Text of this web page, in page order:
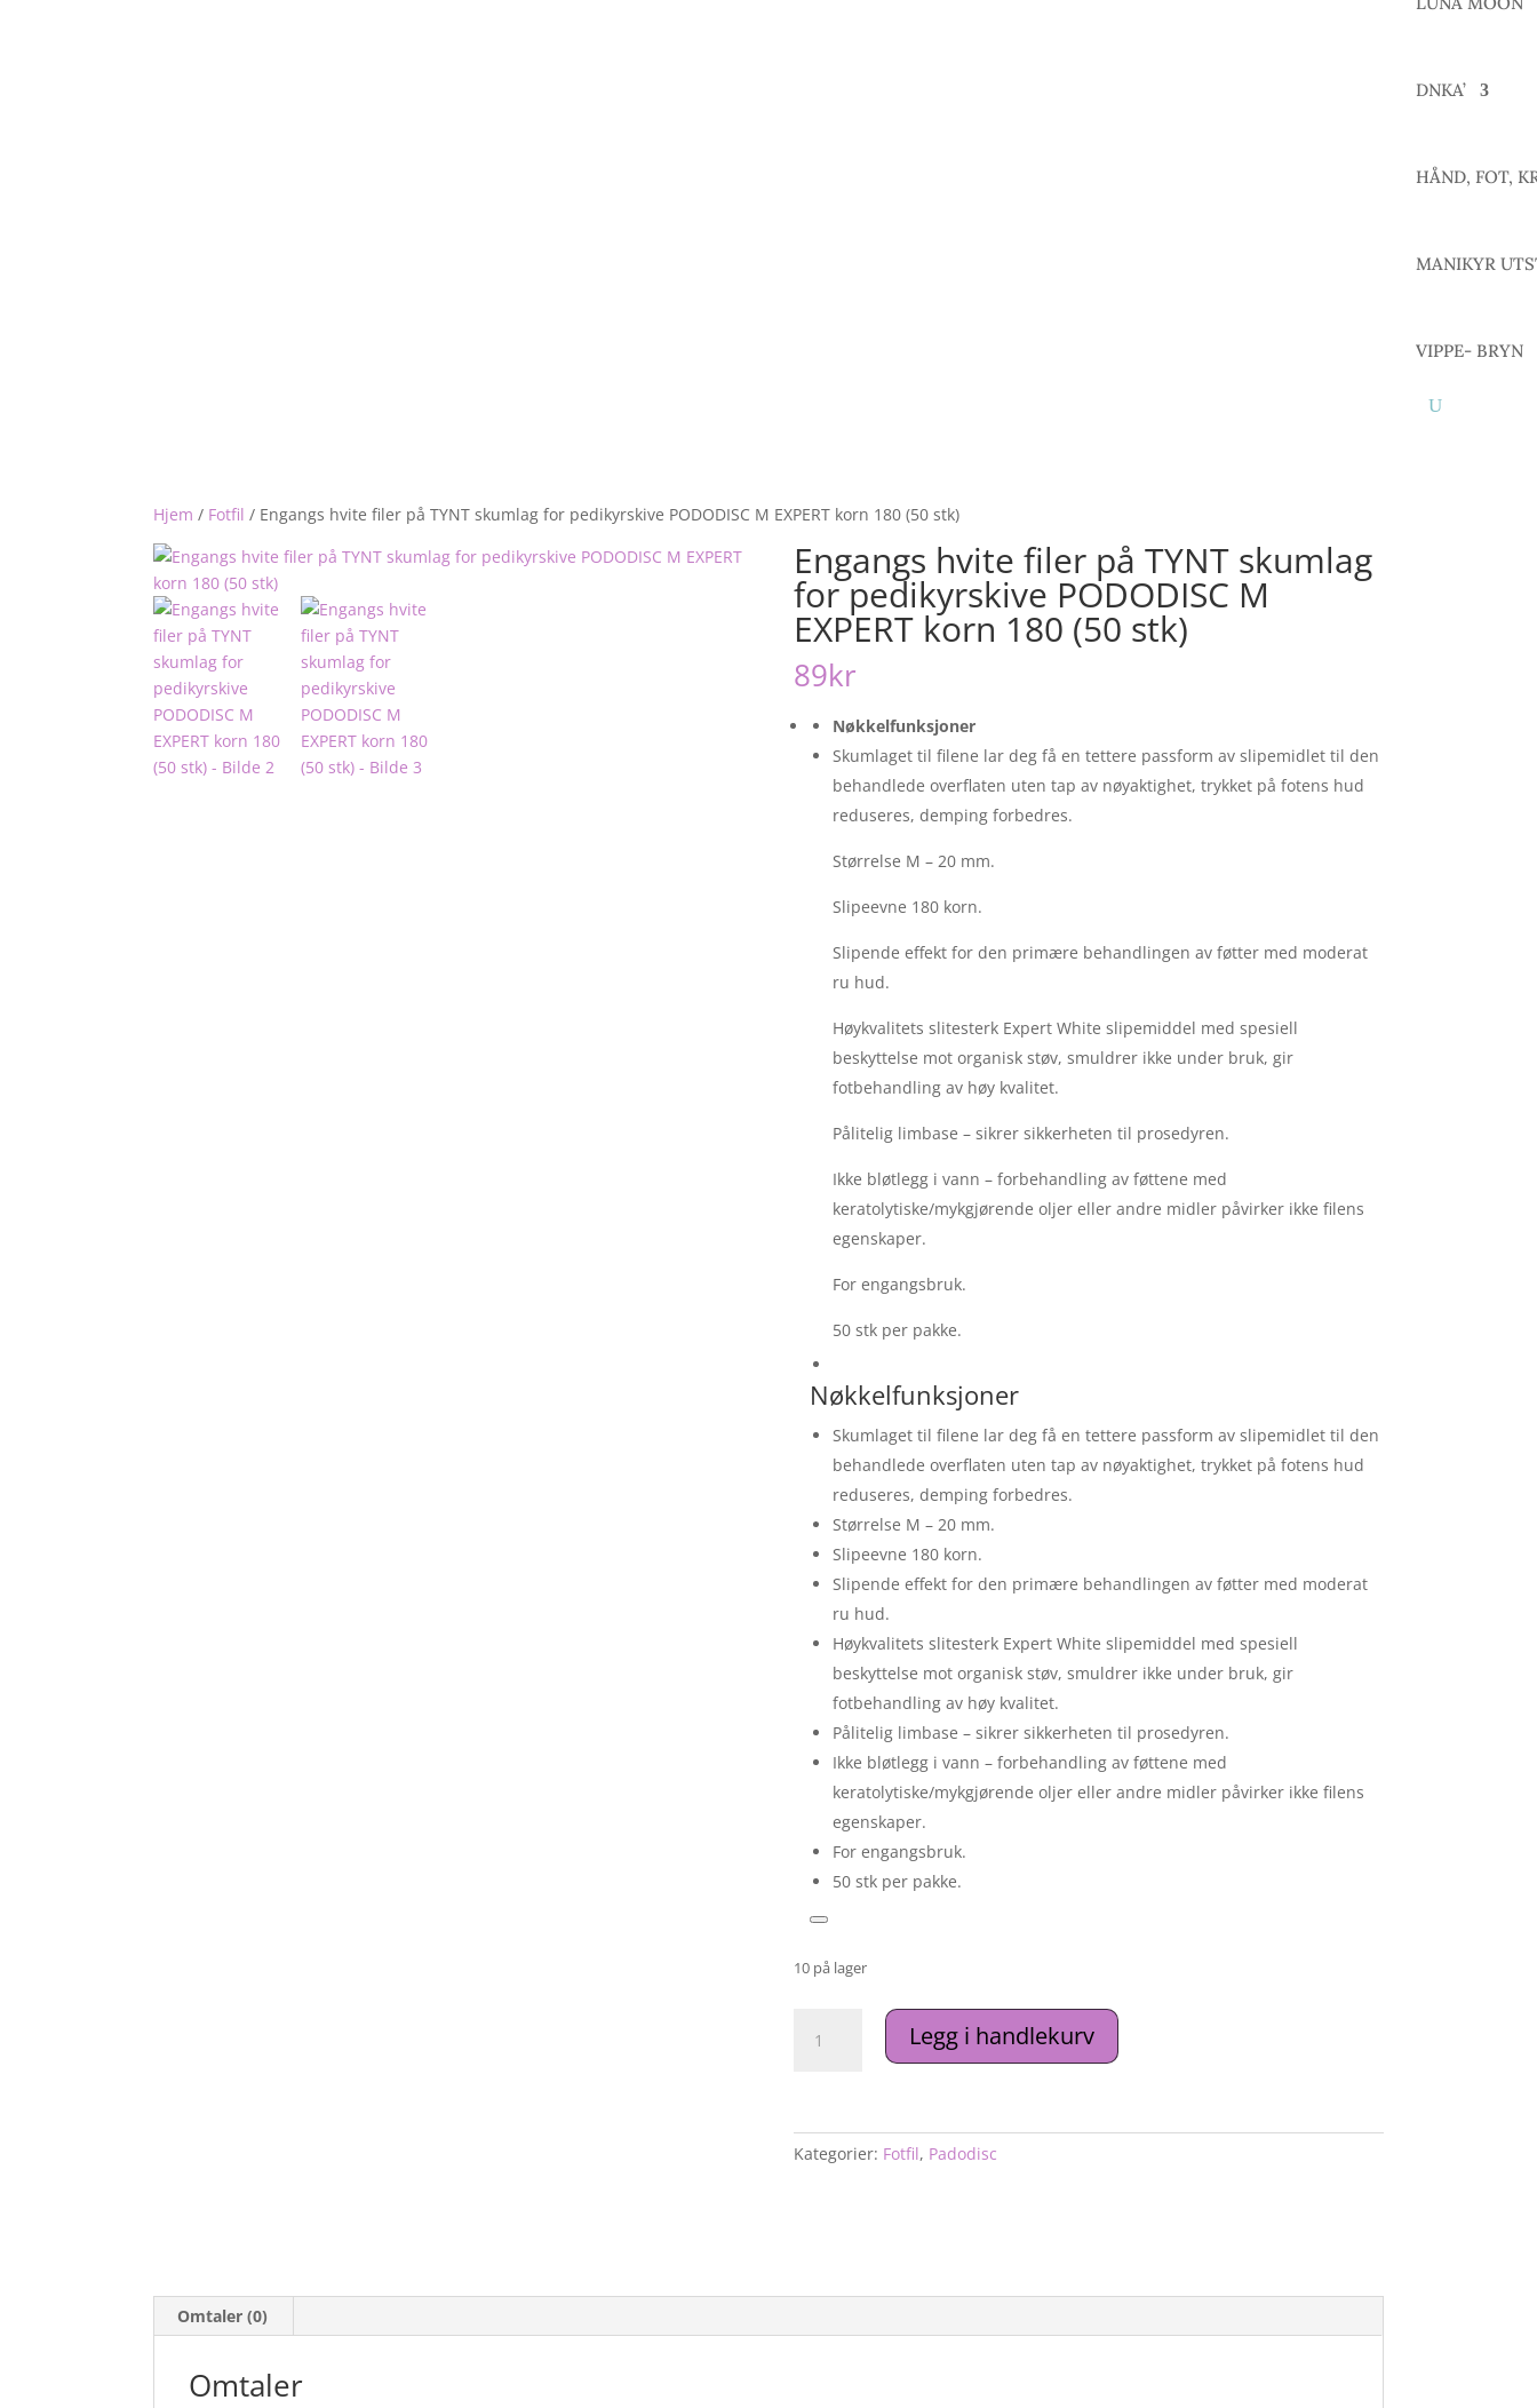
DNKA’
HÅND, FOT,
MANIKYR
VIPPE- BRYN
Hjem / Fotfil / Engangs hvite filer på TYNT skumlag for pedikyrskive PODODISC M EXPERT korn 180 (50 stk)
Engangs hvite filer på TYNT skumlag
for pedikyrskive PODODISC M
EXPERT korn 180 (50 stk)
89kr
Nøkkelfunksjoner
Skumlaget til filene lar deg få en tettere passform av slipemidlet til den
behandlede overflaten uten tap av nøyaktighet, trykket på fotens hud
reduseres, demping forbedres.
Størrelse M – 20 mm.
Slipeevne 180 korn.
Slipende effekt for den primære behandlingen av føtter med moderat
ru hud.
Høykvalitets slitesterk Expert White slipemiddel med spesiell
beskyttelse mot organisk støv, smuldrer ikke under bruk, gir
fotbehandling av høy kvalitet.
Pålitelig limbase – sikrer sikkerheten til prosedyren.
Ikke bløtlegg i vann – forbehandling av føttene med
keratolytiske/mykgjørende oljer eller andre midler påvirker ikke filens
egenskaper.
For engangsbruk.
50 stk per pakke.
Nøkkelfunksjoner
Skumlaget til filene lar deg få en tettere passform av slipemidlet til den
behandlede overflaten uten tap av nøyaktighet, trykket på fotens hud
reduseres, demping forbedres.
Størrelse M – 20 mm.
Slipeevne 180 korn.
Slipende effekt for den primære behandlingen av føtter med moderat
ru hud.
Høykvalitets slitesterk Expert White slipemiddel med spesiell
beskyttelse mot organisk støv, smuldrer ikke under bruk, gir
fotbehandling av høy kvalitet.
Pålitelig limbase – sikrer sikkerheten til prosedyren.
Ikke bløtlegg i vann – forbehandling av føttene med
keratolytiske/mykgjørende oljer eller andre midler påvirker ikke filens
egenskaper.
For engangsbruk.
50 stk per pakke.
10 på lager
hvite
skumlag
180
Legg i handlekurv
Kategorier: Fotfil, Padodisc
Omtaler (0)
Omtaler